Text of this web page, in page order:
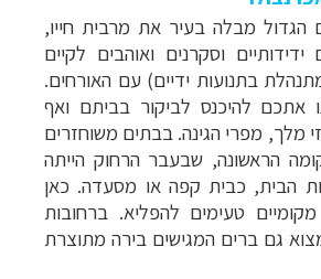
מבלה בעיר את מרבית חייו,
וסקרנים ואוהבים לקיים
בתנועות ידיים) עם האורחים.
אתכם להיכנס לביקור בביתם ואף
מלך, מפרי הגינה. בבתים משוחזרים
הראשונה, שבעבר הרחוק הייתה
הבית, כבית קפה או מסעדה. כאן
טעימים להפליא. ברחובות
גם ברים המגישים בירה מתוצרת